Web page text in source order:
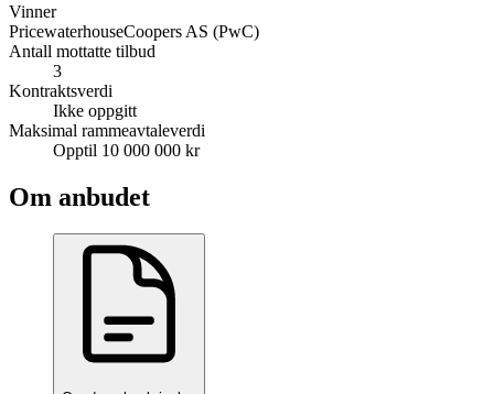
Vinner
PricewaterhouseCoopers AS (PwC)
Antall mottatte tilbud
3
Kontraktsverdi
Ikke oppgitt
Maksimal rammeavtaleverdi
Opptil 10 000 000 kr
Om anbudet